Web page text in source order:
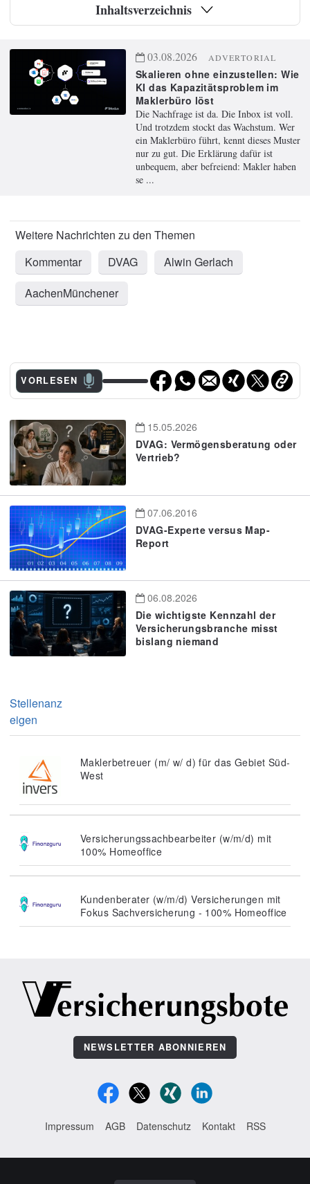
Inhaltsverzeichnis
03.08.2026 ADVERTORIAL
Skalieren ohne einzustellen: Wie
KI das Kapazitätsproblem im
Maklerbüro löst
Die Nachfrage ist da. Die Inbox ist voll.
Und trotzdem stockt das Wachstum. Wer
ein Maklerbüro führt, kennt dieses Muster
nur zu gut. Die Erklärung dafür ist
unbequem, aber befreiend: Makler haben
se ...
Kommentar DVAG
Alwin Gerlach
AachenMünchener
VORLESEN
15.05.2026
DVAG: Vermögensberatung oder
Vertrieb?
07.06.2016
DVAG-Experte versus Map-
Report
06.08.2026
Die wichtigste Kennzahl der
Versicherungsbranche misst
bislang niemand
Stellenanz
eigen
Maklerbetreuer (m/ w/ d) für das Gebiet Süd-
West
Versicherungssachbearbeiter (w/m/d) mit
100% Homeoffice
Kundenberater (w/m/d) Versicherungen mit
Fokus Sachversicherung - 100% Homeoffice
NEWSLETTER ABONNIEREN
Impressum AGB Datenschutz Kontakt RSS